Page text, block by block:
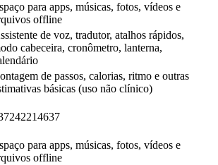
para apps, músicas, fotos, vídeos e
offline
de voz, tradutor, atalhos rápidos,
cabeceira, cronômetro, lanterna,
de passos, calorias, ritmo e outras
básicas (uso não clínico)
para apps, músicas, fotos, vídeos e
offline